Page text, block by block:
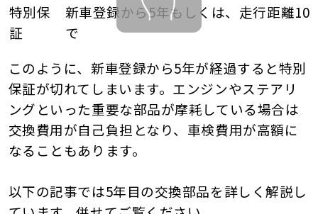
特別保
証
新車登録から5年もしくは、走行距離
で
このように、新車登録から5年が経過すると特別
保証が切れてしまいます。エンジンやステアリ
ングといった重要な部品が摩耗している場合は
交換費用が自己負担となり、車検費用が高額に
なることもあります。
以下の記事では5年目の交換部品を詳しく解説し